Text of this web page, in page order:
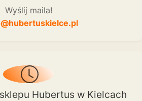
Wyślij maila!
Hubertus w Kielcach